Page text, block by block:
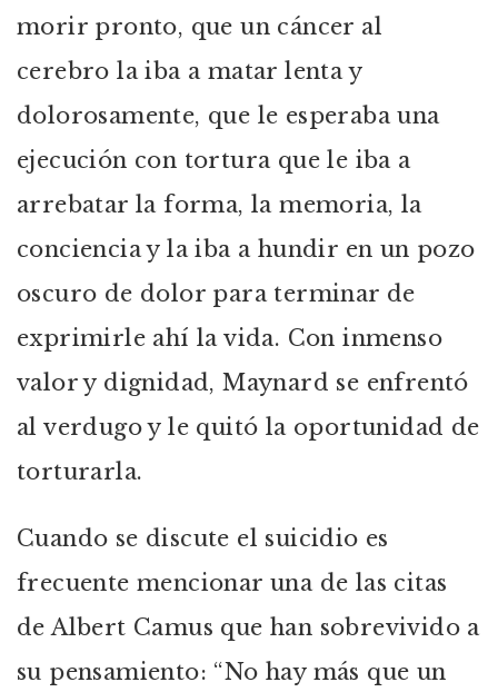
morir pronto, que un cáncer al
cerebro la iba a matar lenta y
dolorosamente, que le esperaba una
ejecución con tortura que le iba a
arrebatar la forma, la memoria, la
conciencia y la iba a hundir en un pozo
oscuro de dolor para terminar de
exprimirle ahí la vida. Con inmenso
valor y dignidad, Maynard se enfrentó
al verdugo y le quitó la oportunidad de
torturarla.
Cuando se discute el suicidio es
frecuente mencionar una de las citas
de Albert Camus que han sobrevivido a
su pensamiento: “No hay más que un